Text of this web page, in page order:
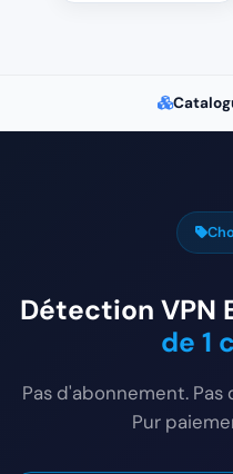
Détection VPN
de 1
Pas d'abonnement.
Pur